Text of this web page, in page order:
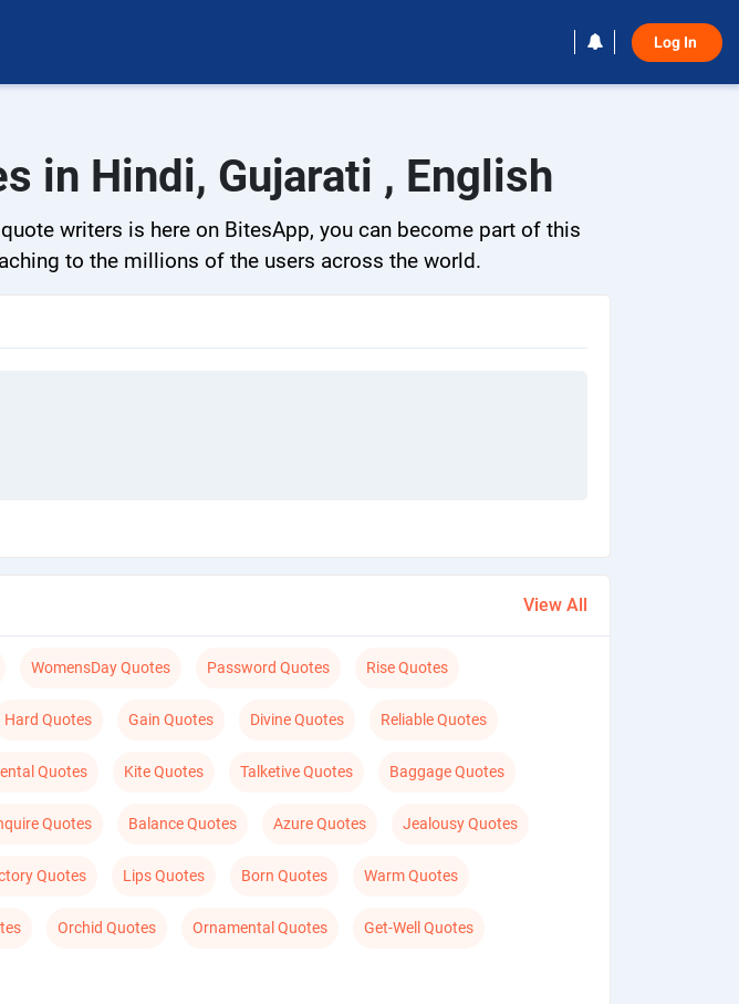
Log In
in Hindi, Gujarati , English
writers is here on BitesApp, you can become part of this
to the millions of the users across the world.
View All
WomensDay Quotes Password Quotes Rise Quotes
Hard Quotes Gain Quotes Divine Quotes Reliable Quotes
Quotes Kite Quotes Talketive Quotes Baggage Quotes
Quotes Balance Quotes Azure Quotes Jealousy Quotes
Quotes Lips Quotes Born Quotes Warm Quotes
Orchid Quotes Ornamental Quotes Get-Well Quotes